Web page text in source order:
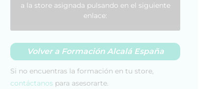
a la store asignada pulsando en el siguiente
enlace:
Volver a Formación Alcalá España
Si no encuentras la formación en tu store,
contáctanos para asesorarte.